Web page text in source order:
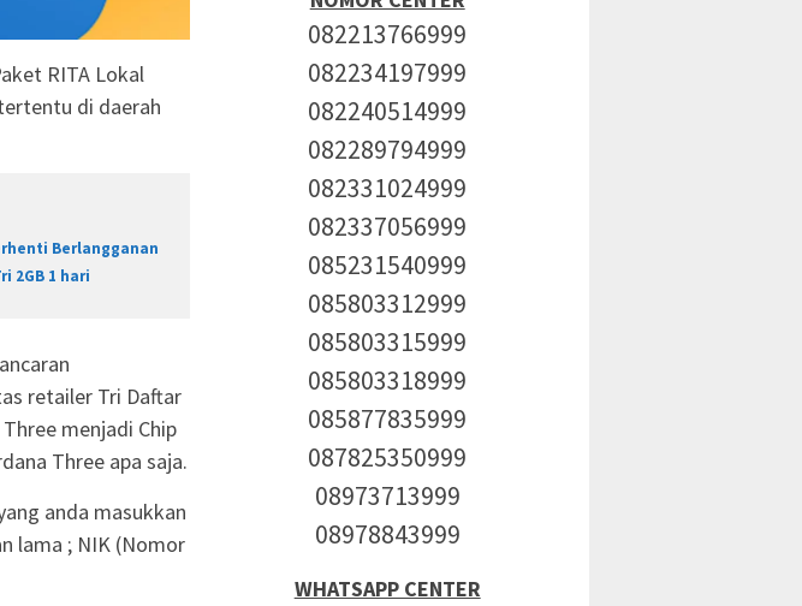
RITA Lokal
di daerah
Berlangganan
2GB 1 hari
retailer Tri Daftar
menjadi Chip
Three apa saja.
anda masukkan
lama ; NIK (Nomor
082213766999
082234197999
082240514999
082289794999
082331024999
082337056999
085231540999
085803312999
085803315999
085803318999
085877835999
087825350999
08973713999
08978843999
WHATSAPP CENTER